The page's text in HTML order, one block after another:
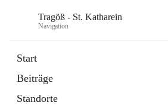
Tragöß - St. Katharein
Navigation
Start
Beiträge
Standorte
Externe Webseite
in